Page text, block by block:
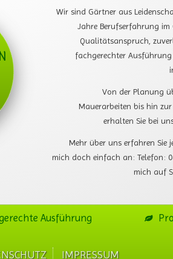
Wir sind Gärtner aus
Jahre Berufserfahrung
Qualitätsanspruch,
fachgerechter
Von der Planung
Mauerarbeiten bis hin
erhalten Sie bei
Mehr über uns erfahren Sie
mich doch einfach an:Telefon:
mich auf
Ausführung
IMPRESSUM